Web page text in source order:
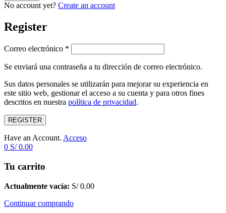
No account yet? Create an account
Register
Correo electrónico *
Se enviará una contraseña a tu dirección de correo electrónico.
Sus datos personales se utilizarán para mejorar su experiencia en
este sitio web, gestionar el acceso a su cuenta y para otros fines
descritos en nuestra política de privacidad.
REGISTER
Have an Account. Acceso
0 S/0.00
Tu carrito
Actualmente vacía: S/0.00
Continuar comprando